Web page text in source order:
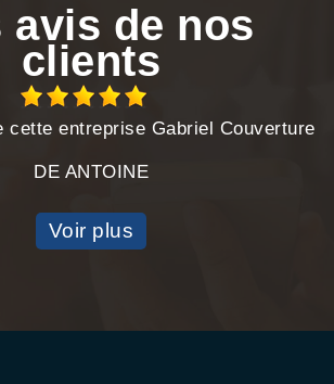
avis de nos
clients
cette entreprise Gabriel Couverture
DE ANTOINE
Voir plus